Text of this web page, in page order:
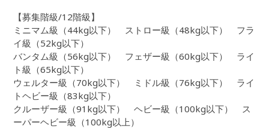
【募集階級/12階級】
ミニマム級（44kg以下） ストロー級（48kg以下） フラ
イ級（52kg以下）
バンタム級（56kg以下） フェザー級（60kg以下） ライ
ト級（65kg以下）
ウェルター級（70kg以下） ミドル級（76kg以下） ライ
トヘビー級（83kg以下）
クルーザー級（91kg以下） ヘビー級（100kg以下） ス
ーパーヘビー級（100kg以上）